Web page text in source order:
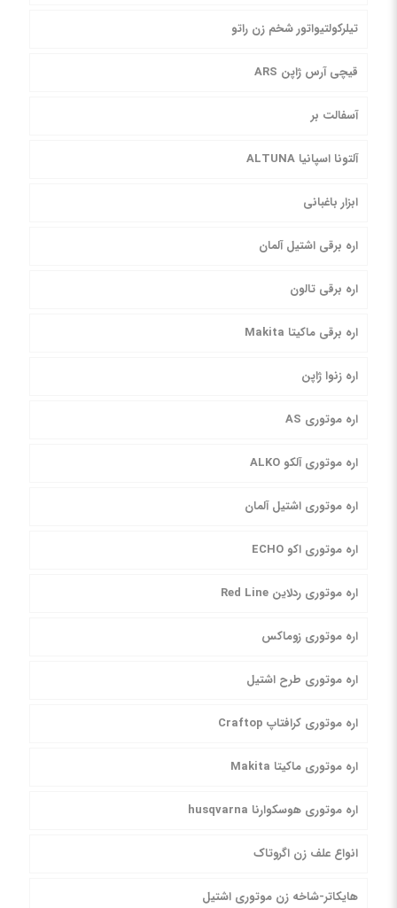
تیلرکولتیواتور شخم زن راتو
قیچی آرس ژاپن ARS
آسفالت بر
آلتونا اسپانیا ALTUNA
ابزار باغبانی
اره برقی اشتیل آلمان
اره برقی تالون
اره برقی ماکیتا Makita
اره زنوا ژاپن
اره موتوری AS
اره موتوری آلکو ALKO
اره موتوری اشتیل آلمان
اره موتوری اکو ECHO
اره موتوری ردلاین Red Line
اره موتوری زوماکس
اره موتوری طرح اشتیل
اره موتوری کرافتاپ Craftop
اره موتوری ماکیتا Makita
اره موتوری هوسکوارنا husqvarna
انواع علف زن اگروتاک
هایکاتر-شاخه زن موتوری اشتیل